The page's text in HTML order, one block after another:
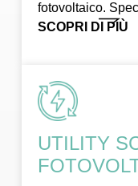
fotovoltaico.
SCOPRI DI PIÙ
UTILITY